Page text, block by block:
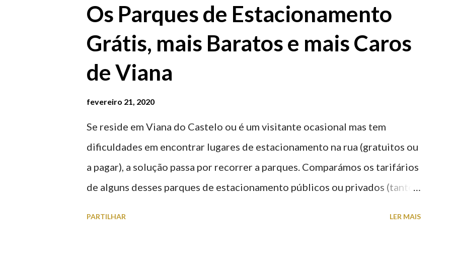
Os Parques de Estacionamento
Grátis, mais Baratos e mais Caros
de Viana
fevereiro 21, 2020
Se reside em Viana do Castelo ou é um visitante ocasional mas tem
dificuldades em encontrar lugares de estacionamento na rua (gratuitos ou
a pagar), a solução passa por recorrer a parques. Comparámos os tarifários
de alguns desses parques de estacionamento públicos ou privados (tanto
PARTILHAR LER MAIS